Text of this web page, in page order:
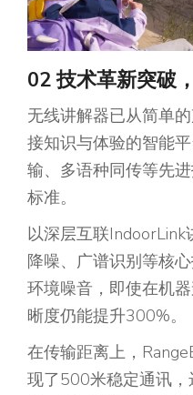
02 技术革新突破
无线讲解器已从简单
接知识与体验的智能
输、多语种同传等先
标准。
以深层互联
降噪、广谱识别等核
环境噪音，即使在机
晰度仍能提升300%。
在传输距离上，
现了500米稳定通讯